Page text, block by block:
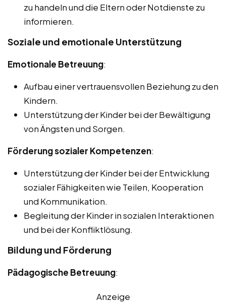
zu handeln und die Eltern oder Notdienste zu
informieren.
Soziale und emotionale Unterstützung
Emotionale Betreuung:
Aufbau einer vertrauensvollen Beziehung zu den
Kindern.
Unterstützung der Kinder bei der Bewältigung
von Ängsten und Sorgen.
Förderung sozialer Kompetenzen:
Unterstützung der Kinder bei der Entwicklung
sozialer Fähigkeiten wie Teilen, Kooperation
und Kommunikation.
Begleitung der Kinder in sozialen Interaktionen
und bei der Konfliktlösung.
Bildung und Förderung
Pädagogische Betreuung:
Anzeige